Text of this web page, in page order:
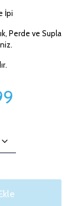
İpi
Perde ve Supla
-